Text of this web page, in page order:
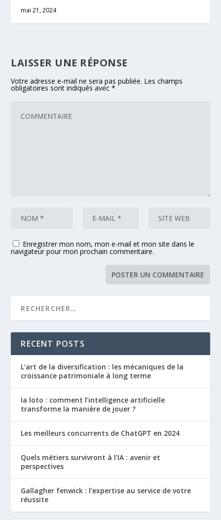
mai 21, 2024
LAISSER UNE RÉPONSE
Votre adresse e-mail ne sera pas publiée. Les champs
obligatoires sont indiqués avec*
Enregistrer mon nom, mon e-mail et mon site dans le
navigateur pour mon prochain commentaire.
RECENT POSTS
L’art de la diversification : les mécaniques de la
croissance patrimoniale à long terme
Ia loto : comment l’intelligence artificielle
transforme la manière de jouer ?
Les meilleurs concurrents de ChatGPT en 2024
Quels métiers survivront à l’IA : avenir et
perspectives
Gallagher fenwick : l’expertise au service de votre
réussite